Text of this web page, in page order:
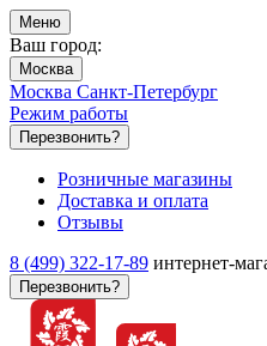
Меню
Ваш город:
Москва
Москва Санкт-Петербург
Режим работы
Перезвонить?
Розничные магазины
Доставка и оплата
Отзывы
8 (499) 322-17-89 интернет-
Перезвонить?